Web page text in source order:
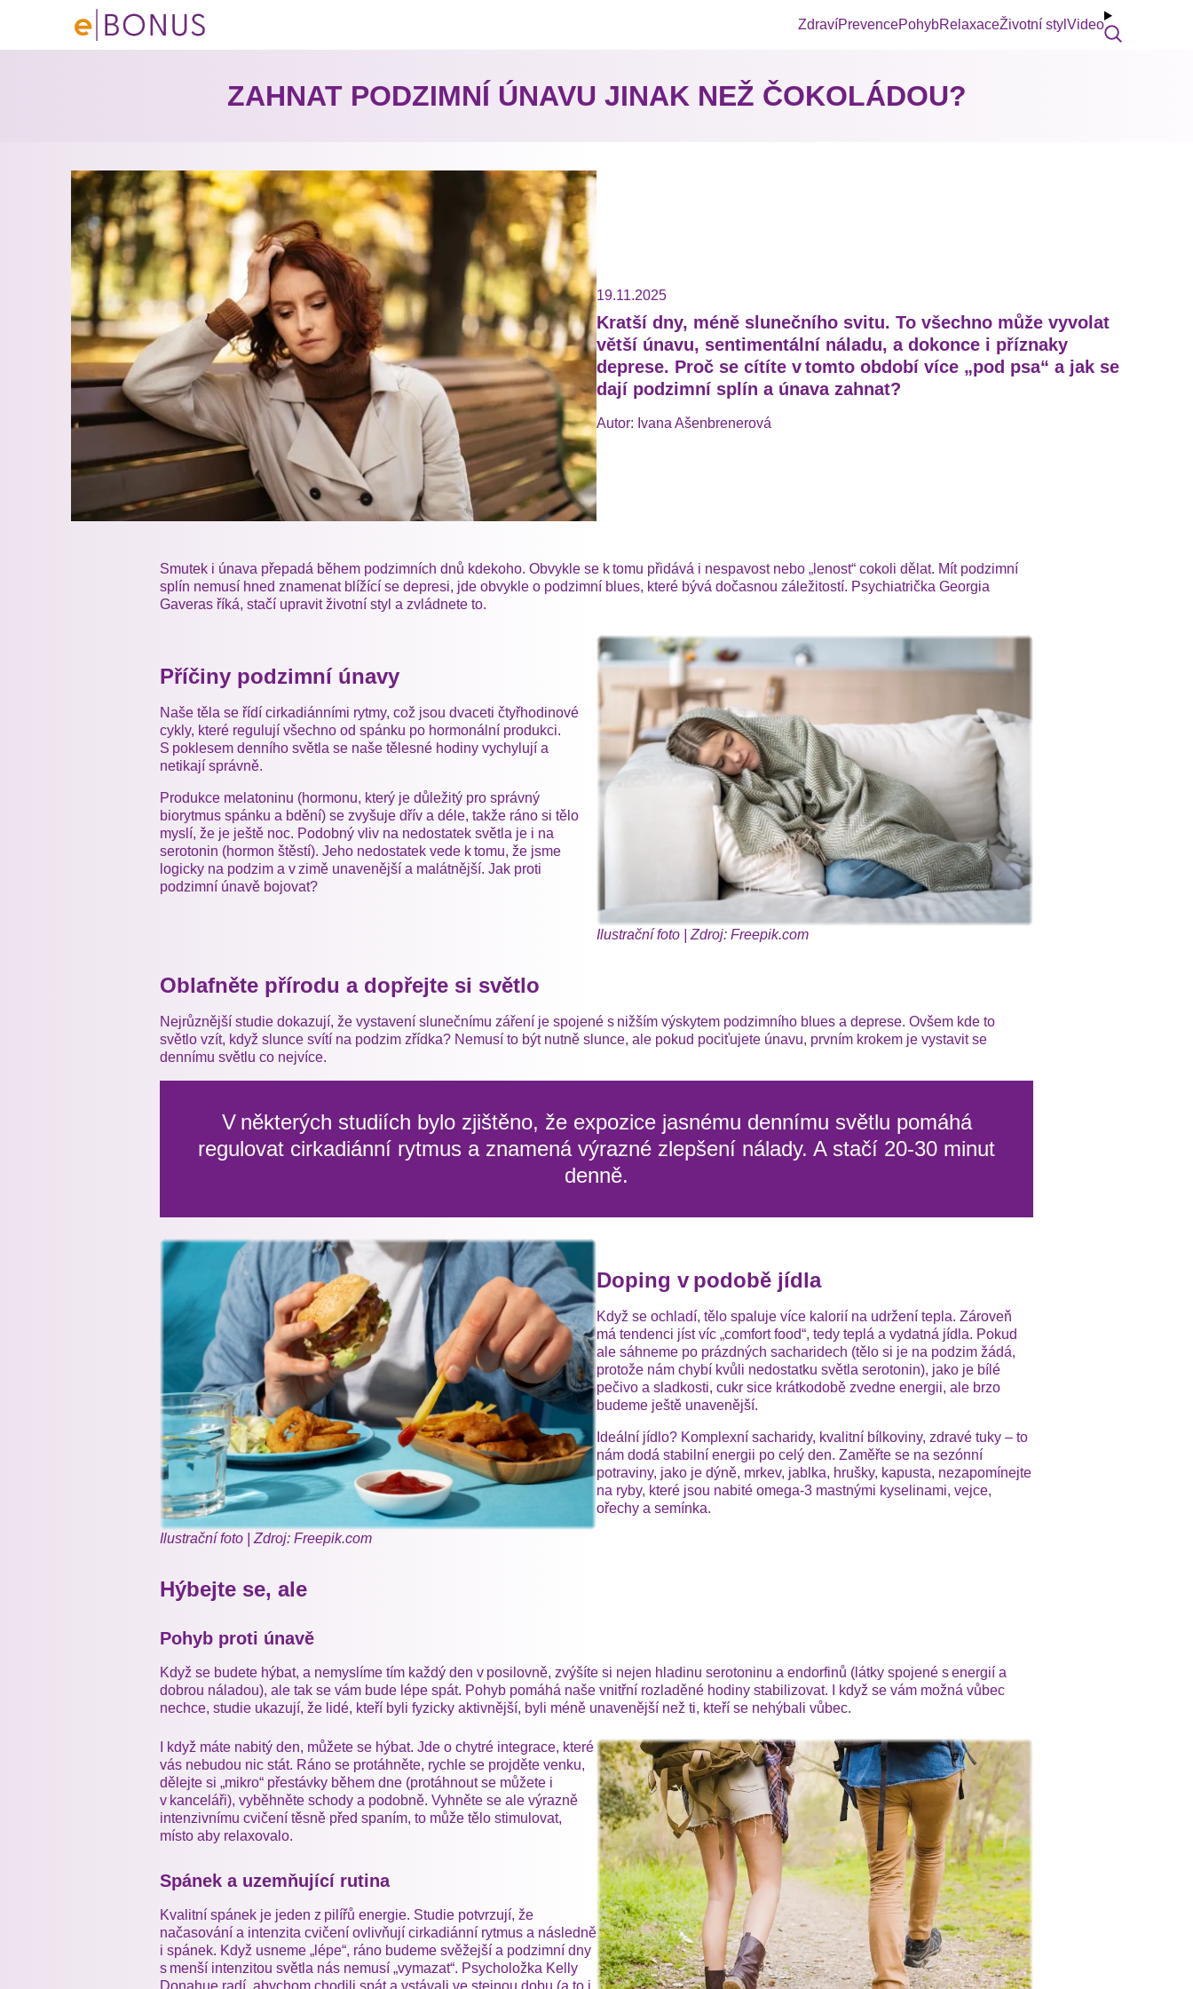
ZdravíPrevencePohybRelaxaceŽivotní styl Video
ZAHNAT PODZIMNÍ ÚNAVU JINAK NEŽ ČOKOLÁDOU?
19.11.2025
Kratší dny, méně slunečního svitu. To všechno může vyvolat
větší únavu, sentimentální náladu, a dokonce i příznaky
deprese. Proč se cítíte v tomto období více „pod psa“ a jak se
dají podzimní splín a únava zahnat?
Autor: Ivana Ašenbrenerová
Smutek i únava přepadá během podzimních dnů kdekoho. Obvykle se k tomu přidává i nespavost nebo „lenost“ cokoli dělat. Mít podzimní
splín nemusí hned znamenat blížící se depresi, jde obvykle o podzimní blues, které bývá dočasnou záležitostí. Psychiatrička Georgia
Gaveras říká, stačí upravit životní styl a zvládnete to.
Příčiny podzimní únavy
Naše těla se řídí cirkadiánními rytmy, což jsou dvaceti čtyřhodinové
cykly, které regulují všechno od spánku po hormonální produkci.
S poklesem denního světla se naše tělesné hodiny vychylují a
netikají správně.
Produkce melatoninu (hormonu, který je důležitý pro správný
biorytmus spánku a bdění) se zvyšuje dřív a déle, takže ráno si tělo
myslí, že je ještě noc. Podobný vliv na nedostatek světla je i na
serotonin (hormon štěstí). Jeho nedostatek vede k tomu, že jsme
logicky na podzim a v zimě unavenější a malátnější. Jak proti
podzimní únavě bojovat?
Ilustrační foto | Zdroj: Freepik.com
Oblafněte přírodu a dopřejte si světlo
Nejrůznější studie dokazují, že vystavení slunečnímu záření je spojené s nižším výskytem podzimního blues a deprese. Ovšem kde to
světlo vzít, když slunce svítí na podzim zřídka? Nemusí to být nutně slunce, ale pokud pociťujete únavu, prvním krokem je vystavit se
dennímu světlu co nejvíce.
V některých studiích bylo zjištěno, že expozice jasnému dennímu světlu pomáhá
regulovat cirkadiánní rytmus a znamená výrazné zlepšení nálady. A stačí 20-30 minut
denně.
Ilustrační foto | Zdroj: Freepik.com
Doping v podobě jídla
Když se ochladí, tělo spaluje více kalorií na udržení tepla. Zároveň
má tendenci jíst víc „comfort food“, tedy teplá a vydatná jídla. Pokud
ale sáhneme po prázdných sacharidech (tělo si je na podzim žádá,
protože nám chybí kvůli nedostatku světla serotonin), jako je bílé
pečivo a sladkosti, cukr sice krátkodobě zvedne energii, ale brzo
budeme ještě unavenější.
Ideální jídlo? Komplexní sacharidy, kvalitní bílkoviny, zdravé tuky – to
nám dodá stabilní energii po celý den. Zaměřte se na sezónní
potraviny, jako je dýně, mrkev, jablka, hrušky, kapusta, nezapomínejte
na ryby, které jsou nabité omega-3 mastnými kyselinami, vejce,
ořechy a semínka.
Hýbejte se, ale
Pohyb proti únavě
Když se budete hýbat, a nemyslíme tím každý den v posilovně, zvýšíte si nejen hladinu serotoninu a endorfinů (látky spojené s energií a
dobrou náladou), ale tak se vám bude lépe spát. Pohyb pomáhá naše vnitřní rozladěné hodiny stabilizovat. I když se vám možná vůbec
nechce, studie ukazují, že lidé, kteří byli fyzicky aktivnější, byli méně unavenější než ti, kteří se nehýbali vůbec.
I když máte nabitý den, můžete se hýbat. Jde o chytré integrace, které
vás nebudou nic stát. Ráno se protáhněte, rychle se projděte venku,
dělejte si „mikro“ přestávky během dne (protáhnout se můžete i
v kanceláři), vyběhněte schody a podobně. Vyhněte se ale výrazně
intenzivnímu cvičení těsně před spaním, to může tělo stimulovat,
místo aby relaxovalo.
Spánek a uzemňující rutina
Kvalitní spánek je jeden z pilířů energie. Studie potvrzují, že
načasování a intenzita cvičení ovlivňují cirkadiánní rytmus a následně
i spánek. Když usneme „lépe“, ráno budeme svěžejší a podzimní dny
s menší intenzitou světla nás nemusí „vymazat“. Psycholožka Kelly
Donahue radí, abychom chodili spát a vstávali ve stejnou dobu (a to i